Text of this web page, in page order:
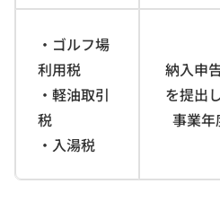
・ゴルフ場
利用税
・軽油取引
税
・入湯税
納入申
を提出
事業年